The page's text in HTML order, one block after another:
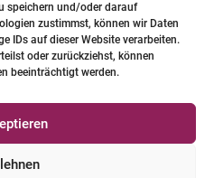
speichern und/oder darauf
zustimmst, können wir Daten
IDs auf dieser Website verarbeiten.
oder zurückziehst, können
beeinträchtigt werden.
FÜR PFERDE-
Alle Bilder und Texte
Urheberrecht.
Physio-Therapeuten